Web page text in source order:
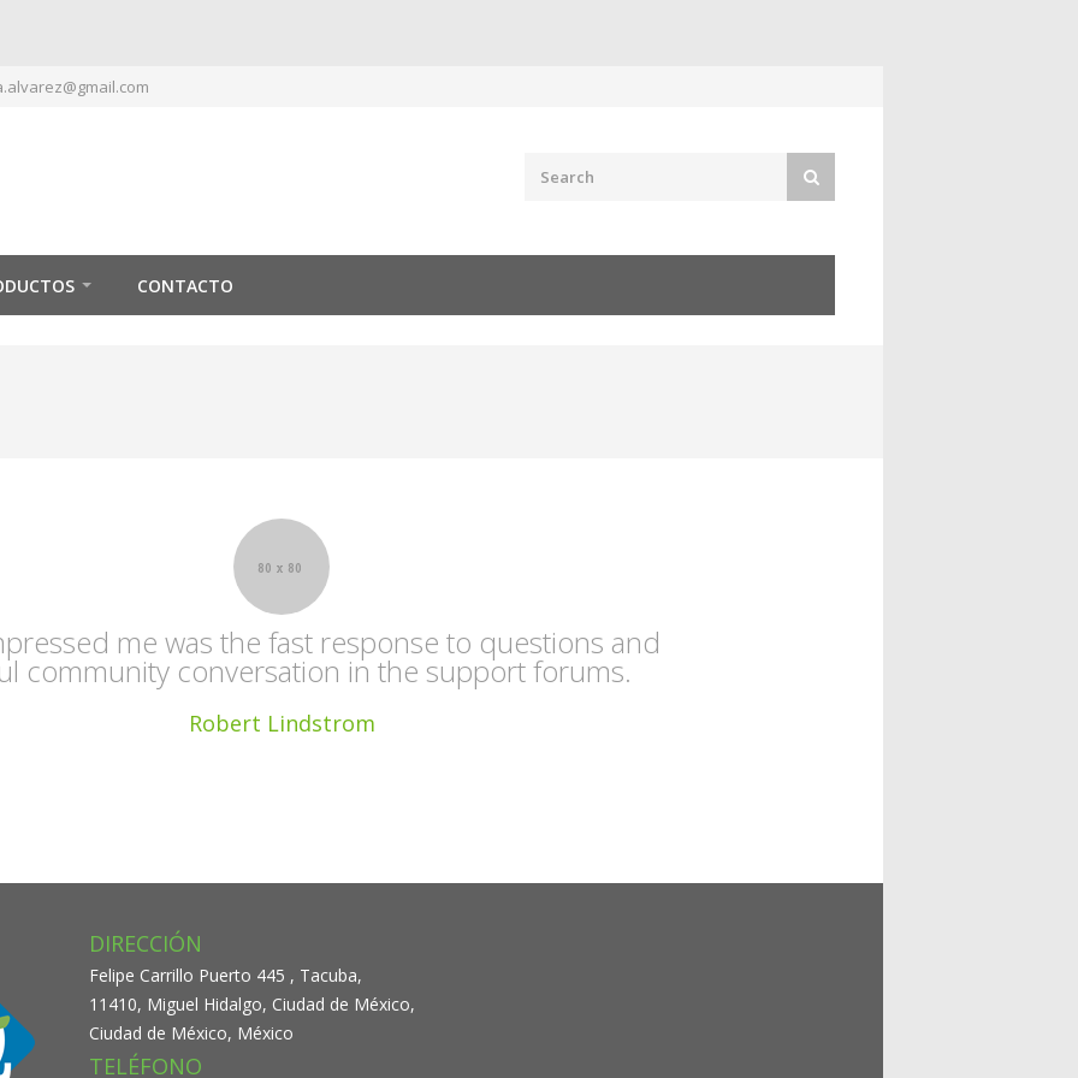
CONTACTO
me was the fast response to questions and
community conversation in the support forums.
Robert Lindstrom
DIRECCIÓN
Felipe Carrillo Puerto 445 , Tacuba,
11410, Miguel Hidalgo, Ciudad de México,
Ciudad de México, México
TELÉFONO